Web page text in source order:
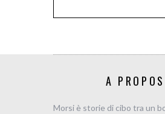
A PROPOS
Morsi è storie di cibo tra un